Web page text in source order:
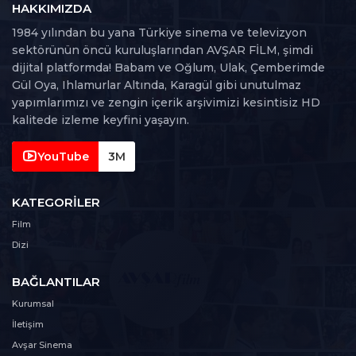
28
104 dk
29
29. Bölüm
30
127 dk
31
100 dk
HAKKIMIZDA
1984 yılından bu yana Türkiye sinema ve televizyon
sektörünün öncü kuruluşlarından AVŞAR FİLM, şimdi
dijital platformda! Babam ve Oğlum, Ulak, Çemberimde
Gül Oya, Ihlamurlar Altında, Karagül gibi unutulmaz
yapımlarımızı ve zengin içerik arşivimizi kesintisiz HD
kalitede izleme keyfini yaşayın.
YouTube 3M
KATEGORILER
Film
Dizi
BAĞLANTILAR
Kurumsal
İletişim
Avşar Sinema